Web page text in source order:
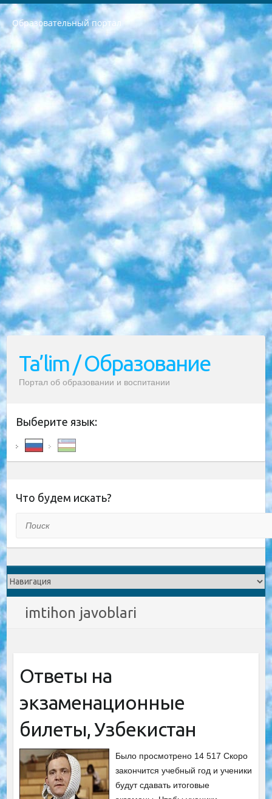
Образовательный портал
РЕСПУБЛИКА УЗБЕКИСТАН МИНИСТРЕРСТВО ДОШКОЛЬНОГО И ШКОЛЬНОГО ОБРАЗОВАНИЯ КОМАНДА в общеобразовательных учреждениях в 2023-2024 учебном году организация и проведение итоговой государственной аттестации обучающихся о Министра дошкольного и школьного образования Республики Узбекистан от 4 марта 2008 года (постановлением Минюста от 20 марта 2008 года № 1778 государственной регистрации) «Итоговое состояние учащихся общего среднего образования на основании положения об утверждении положения об аттестации общего среднего образования выпускной экзамен студентов в образовательных учреждениях в 2023-2024 учебном году В целях организации и прохождения аттестации приказываю: 1. Следующее: перечень предметов, по которым будет проводиться итоговая государственная аттестация и экзамен формы перевода согласно приложению 1; сертификаты международного образца, оценивающие уровень владения иностранными языками перечень согласно приложению 2; 2. Педагогический при специализированных образовательных учреждениях. научно-практический центр квалификации и международной оценки (Д.Давидова) 2024 г. До 25 марта: задания по предметам, по которым будет проводиться итоговая аттестация разработка и утверждение технических условий; итоговая аттестация на основании разработанного предметного задания разработка вопросов по предметам (устно и письменно), экзамен передача; общеобразовательные средние школы и специальные учебные заведения учащиеся выпускных классов школ и интернатов в агентской системе подготовка базы данных экзаменационных материалов и критериев оценки; перевод базы экзаменационных материалов на все языки обучения подать в Республиканский образовательный центр для изготовления; варианты экзаменов на основе разработанных контрольных материалов пусть будут поставлены задачи формирования. 3. Республиканский образовательный центр (Ш.Худайкулов) до 5 апреля 2024 года. до: база данных предоставленных экзаменационных материалов на все языки обучения перевод и экспертиза; для слепых, слабовидящих, глухих, слабослышащих и умственно отсталых детей учащиеся выпускных классов специализированных школ и школ-интернатов база данных экзаменационных материалов на всех преподаваемых языках подготовка критериев оценки; специализированные школы для умственно отсталых детей и технологии для учащихся выпускных классов школ-интернатов разработка соответствующих рекомендаций и критериев проведения ЕГЭ по естествознанию давать задания. 4. Педагогический при специализированных образовательных учреждениях. Научно-практический центр навыков и международной оценки (Д.Давидова), Республика образовательный центр (Худайкулов Ш.) итоговый государственный аттестационный экзамен ориентирован на творческое и логическое мышление при подготовке базы материалов учитывать введение заданий. 5. Следует отметить, что: сертификат государственного образца о знании общеобразовательного предмета и как минимум национальный уровень B1 по предметам на иностранных языках, указанным в Приложении 2. или международно признанный сертификат эквивалентного уровня студенты, изучающие определенный предмет, освобождаются от экзамена; по соответствующим предметам запланирована итоговая государственная аттестация за день до дня, путем жеребьевки Рабочей группой (в письменной форме по предметам, проводимым в форме) из числа сформированных вариантов выбрано 2 варианта; 2 выбранных варианта экзамена анонсированы на официальном сайте министерства и все выпускники по всей стране на основе этих вариантов проводит итоговую государственную аттестацию. 6. Государственное образование учащихся средних общеобразовательных учреждений. знания в соответствии с квалификационными требованиями, которые необходимо приобрести на основании стандартов итоговый (выпускной) контроль для 9 и 11 классов в целях тестирования Экзамены (далее – экзамены) состоят из предметов, перечисленных в приложении 1. будет сделано. 7. Экзамены пройдут с 26 мая по 15 июня 2024 г. (кроме науки физического воспитания). 8. Физическая для учащихся 9 классов общесредних образовательных учреждений. Экзамены по предмету «Образование, квалификация медицина» 1-6 мая 2024 года. сотрудники перевести под присмотр (с отклонениями в физическом или умственном развитии) специализированная школа для детей, школы-интернаты и со сколиозом школы-интернаты санаторного типа для больных детей исключены). 9. Он был слепым, слабовидящим и имел нарушения опорно-двигательного аппарата. экзамены в специализированных школах и интернатах для детей должны проводиться исходя из требований, предъявляемых к общеобразовательным учреждениям (физкультура кроме науки). 10. Специализированная школа для глухих и слабослышащих детей. и экзамены в интернатах и быть реализован в виде письменного теста по математике. 11. Специальность для умственно отсталых детей. Для 9 класса Родной язык и литературное письмо Государственный язык (язык обучения – узбекский). для неклассов) написано Математическое письмо Письменная/устная история Узбекистана Физическое воспитание практично Итоговый контроль Для 11 класса Написание родного языка и литературы (эссе) Математическое письмо Узбекский язык (обучение на узбекском языке) не посещающее общее среднее образование для учреждений)/Образовательное учреждение выбор письменный и устный Иностранный язык письменный/устный Письменная/устная история Узбекистана *По выбору студента:  Химия  Физика  Основы государственного права  География 10 бесплатных образовательных ресурсов - Мы составили подборку онлайн-проектов с интерактивными упражнениями, видеолекциями и статьями. Они помогут вам обрести новые и освежить старые знания бесплатно. 1. «ИНТУИТ» Старейшая образовательная площадка Рунета. Здесь вы найдёте сотни текстовых и видеокурсов на десятки различных тем — от программирования до психологии. Многие курсы подготовлены российскими университетами и крупными международными компаниями вроде Intel и Microsoft. Самостоятельное обучение бесплатное, но желающие могут оплатить услуги персональных наставников. 2. «Смартия» знакомит с актуальными профессиями и подсказывает, как им обучаться. Выбрав заинтересовавшую вас специальность — SMM-специалист, фотограф, веб-дизайнер или другую, — увидите список необходимых для неё умений. Чтобы вы могли освоить их самостоятельно, для каждого умения площадка отображает подборку ссылок на учебные материалы. Хотя «Смартия» ориентируется на русскоязычную аудиторию, часть контента всё же доступна только на английском. 3. «Лекторий Физтеха» Проект Московского физико-технического института (Физтеха). С его помощью вы можете смотреть онлайн серии лекций, записанные на видео в этом вузе. В числе доступных предметов — физика, биология, химия, информационные технологии и другие. К некоторым лекциям администрация ресурса прилагает готовые конспекты, которые можно скачивать в PDF-формате. 4. ITMOcourses Онлайн-площадка Санкт-Петербургского национального исследовательского университета информационных технологий, механики и оптики (ИТМО). Ресурс предоставляет свободный доступ к курсам, разработанным в этом вузе. Каталог материалов разбит на четыре категории: «Оптические системы и технологии», «Приборостроение и робототехника», «Информационные технологии» и «Биотехнологии». Курсы состоят из видеолекций, интерактивных демонстраций и заданий. 5. «КиберЛенинка» Электронная научная библиотека открытого доступа. Каталог площадки регулярно обрастает текстами статей из различных научных изданий. Сгруппированные по журналам и рубрикам публикации можно читать онлайн или скачивать целиком в PDF-формате. Проект нацелен на популяризацию науки за счёт открытого доступа к качественной информации. 6. «ПостНаука» На этом ресурсе публикуют подборки видеолекций, составленные экспертами из разных отраслей и объединённые общими темами. Среди них, к примеру, есть серии «Биоинформатика и геномика», «Культура средневековой Скандинавии» и Cinema Studies о теории кино. Каждая подборка лекций — логически связанная история, рассказанная экспертом от первого лица. Кроме того, на сайте появляются научно-образовательные статьи и тесты на разные темы. 7. «Newочём» Команда проекта «Newочём» отбирает самые интересные тексты из англоязычных СМИ и переводит те из них, за которые голосуют участники сообщества «ВКонтакте». По большей части это научно-популярные статьи. Редакторы придумывают лишь заголовки, в остальном содержание переводов соответствует оригиналам. Полные тексты можно читать прямо в социальной сети. 8. InternetUrok Онлайн-база материалов по основным дисциплинам школьной программы. Информация на сайте структурирована по классам, предметам и темам (урокам). Каждый урок состоит из видеолекций и конспектов. Есть также интерактивные тренажёры и тесты для закрепления пройденного материала. Даже если вы давно окончили школу, возможность повторить программу старших классов всегда может пригодиться. 9. Edutainme Ещё один ресурс об образовании. В отличие от Newtonew, как мне кажется, Edutainme больше ориентируется на представителей индустрии: педагогов, предпринимателей, разработчиков образовательных проектов. Но и любой, кто просто стремится к саморазвитию, найдёт на сайте много полезного и интересного для себя. Например, информацию о новых курсах и образовательных сервисах. 10. Newtonew Онлайн-медиа об образовании и обучении в широком смысле. Авторы Newtonew пишут об инструментах, заведениях, тактиках и стратегиях, которые помогают учить других и получать новые знания самостоятельно. На этой площадке вы найдёте новости, обзоры, аналитические мат
Ta’lim / Образование
Портал об образовании и воспитании
Выберите язык:
Что будем искать?
imtihon javoblari
Ответы на
экзаменационные
билеты, Узбекистан
Было просмотрено 14 517 Скоро
закончится учебный год и ученики
будут сдавать итоговые